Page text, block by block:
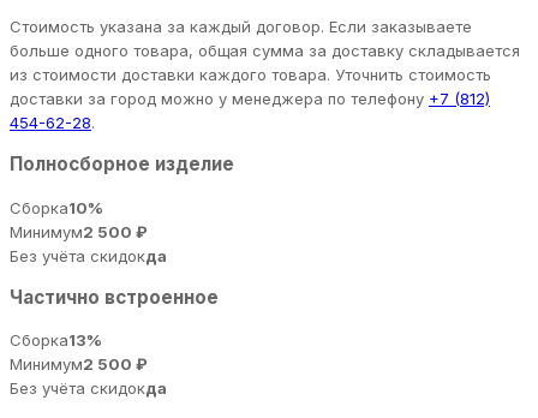
Стоимость указана за каждый договор. Если заказываете
больше одного товара, общая сумма за доставку складывается
из стоимости доставки каждого товара. Уточнить стоимость
доставки за город можно у менеджера по телефону +7 (812)
454-62-28.
Полносборное изделие
Сборка10%
Минимум2 500 ₽
Без учёта скидокда
Частично встроенное
Сборка13%
Минимум2 500 ₽
Без учёта скидокда